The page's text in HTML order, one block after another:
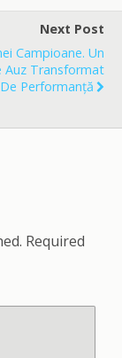
Next Post
Campioane. Un
Auz Transformat
Performanță
Required